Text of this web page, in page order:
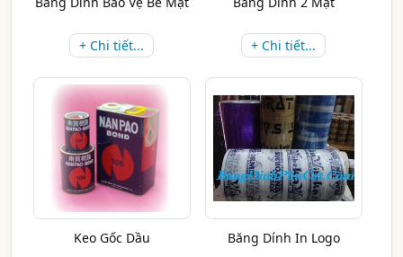
+ Chi tiết... + Chi tiết...
Keo Gốc Dầu Băng Dính In Logo